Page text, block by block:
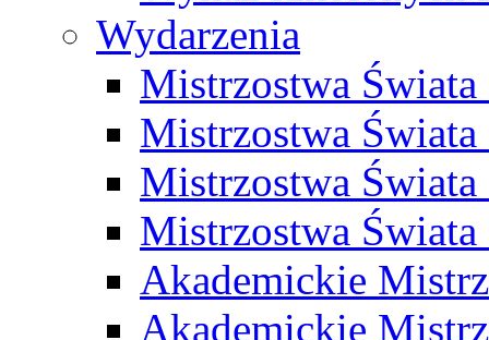
Wydarzenia
Mistrzostwa
Mistrzostwa
Mistrzostwa
Mistrzostwa
Akademickie
Akademickie